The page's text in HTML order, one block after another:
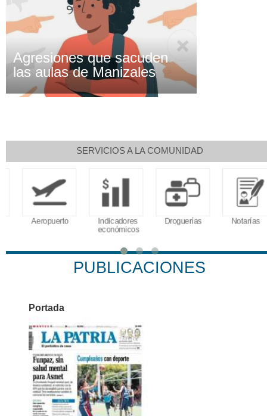
Agresiones que sacuden
las aulas de Manizales
SERVICIOS A LA COMUNIDAD
Aeropuerto
Indicadores
económicos
Droguerías Notarías
PUBLICACIONES
Portada